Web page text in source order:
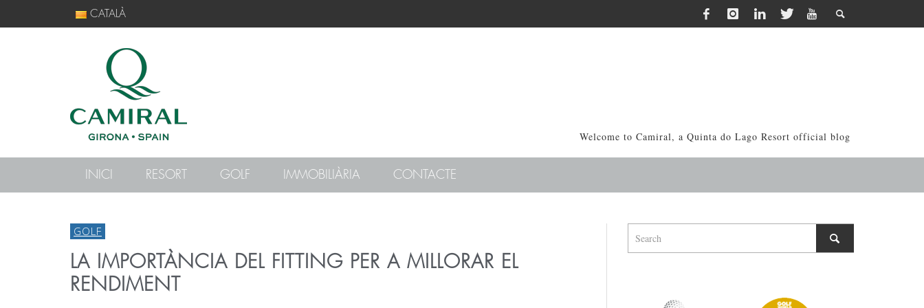
CATALÀ
Welcome to Camiral, a Quinta do Lago Resort official blog
INICI RESORT GOLF IMMOBILIÀRIA CONTACTE
GOLF
LA IMPORTÀNCIA DEL FITTING PER A MILLORAR EL
RENDIMENT